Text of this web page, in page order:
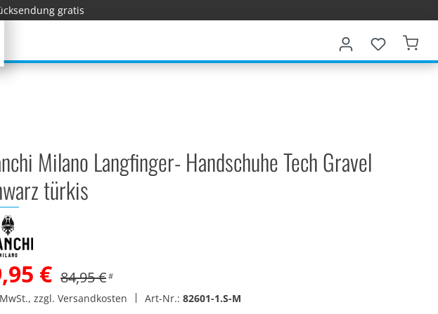
gratis
Milano Langfinger- Handschuhe Tech Gravel
türkis
€ 84,95 € #
zzgl. Versandkosten Art-Nr.: 82601-1.S-M